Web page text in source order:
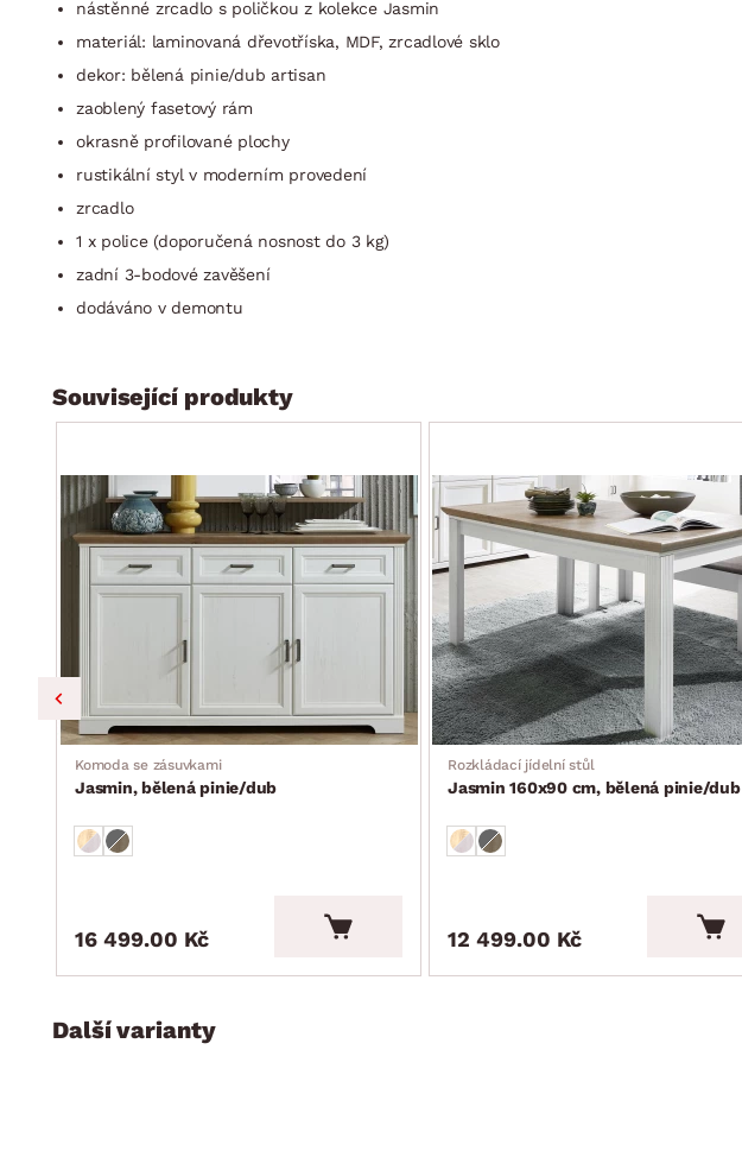
nástěnné zrcadlo s poličkou z kolekce Jasmin
materiál: laminovaná dřevotříska, MDF, zrcadlové sklo
dekor: bělená pinie/dub artisan
zaoblený fasetový rám
okrasně profilované plochy
rustikální styl v moderním provedení
zrcadlo
1 x police (doporučená nosnost do 3 kg)
zadní 3-bodové zavěšení
dodáváno v demontu
Související produkty
Komoda se zásuvkami
Jasmin, bělená pinie/dub
16 499.00 Kč
Rozkládací jídelní stůl
Jasmin 160x90 cm, bělená pinie/dub
12 499.00 Kč
Další varianty